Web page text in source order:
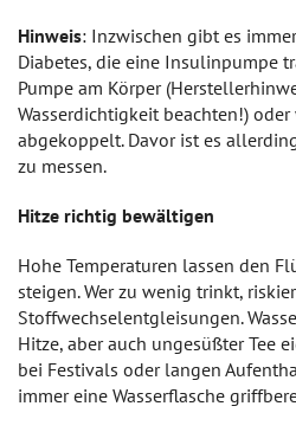
Hinweis: Inzwischen gibt es
Diabetes, die eine Insulinpumpe
Pumpe am Körper
Wasserdichtigkeit beachten!)
abgekoppelt. Davor ist es
zu messen.
Hitze richtig bewältigen
Hohe Temperaturen lassen den
steigen. Wer zu wenig trinkt,
Stoffwechselentgleisungen.
Hitze, aber auch ungesüßter Tee
bei Festivals oder langen
immer eine Wasserflasche